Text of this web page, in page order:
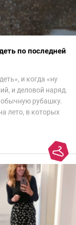
по последней
и когда «ну
и деловой наряд.
рубашку.
лето, в которых